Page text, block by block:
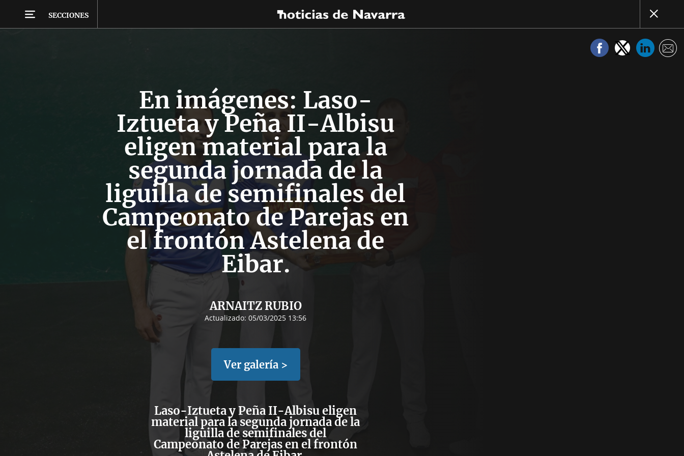
SECCIONES
En imágenes: Laso-
Iztueta y Peña II-Albisu
eligen material para la
segunda jornada de la
liguilla de semifinales del
Campeonato de Parejas en
el frontón Astelena de
Eibar.
ARNAITZ RUBIO
Actualizado: 05/03/2025 13:56
Ver galería >
Laso-Iztueta y Peña II-Albisu eligen
material para la segunda jornada de la
liguilla de semifinales del
Campeonato de Parejas en el frontón